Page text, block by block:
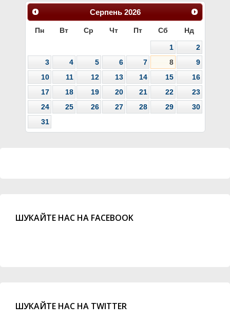
Серпень 2026
Пн Вт Ср Чт Пт Сб Нд
1
2
3
4 5 6 7 8
9
10
11 12 13 14 15
16
17
18 19 20 21 22
23
24
25 26 27 28 29
30
31
ШУКАЙТЕ НАС НА FACEBOOK
ШУКАЙТЕ НАС НА TWITTER